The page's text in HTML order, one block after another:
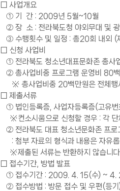
□ 사업개요
① 기 간 : 2009년 5월~10월
② 장 소 : 전라북도청 야외무대 및
③ 수행횟수 및 일정 : 총20회 내외 (
□ 신청 사업비
① 전라북도 청소년대표문화존 총사
② 총사업비중 프로그램 운영비 80
※ 총사업비중 20백만원은 전체행
□ 제출서류
① 법인등록증, 사업자등록증(고유번
※컨소시움으로 신청할 경우 : 각 단
② 전라북도 대표 청소년문화존 프로
: 첨부 자료의 형식과 내용은 자유
※제출된 서류는 반환하지 않습니다.
□ 접수기간, 방법 발표
① 접수기간 : 2009. 4. 15(수) ~ 4.
② 접수방법 : 방문 접수 및 우편(등